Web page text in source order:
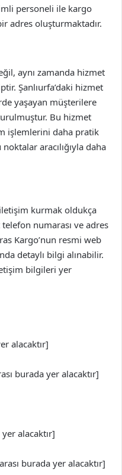
personeli ile kargo
adres oluşturmaktadır.
aynı zamanda hizmet
Şanlıurfa’daki hizmet
yaşayan müşterilere
Bu hizmet
işlemlerini daha pratik
aracılığıyla daha
kurmak oldukça
numarası ve adres
Kargo’nun resmi web
detaylı bilgi alınabilir.
bilgileri yer
alacaktır]
burada yer alacaktır]
alacaktır]
burada yer alacaktır]